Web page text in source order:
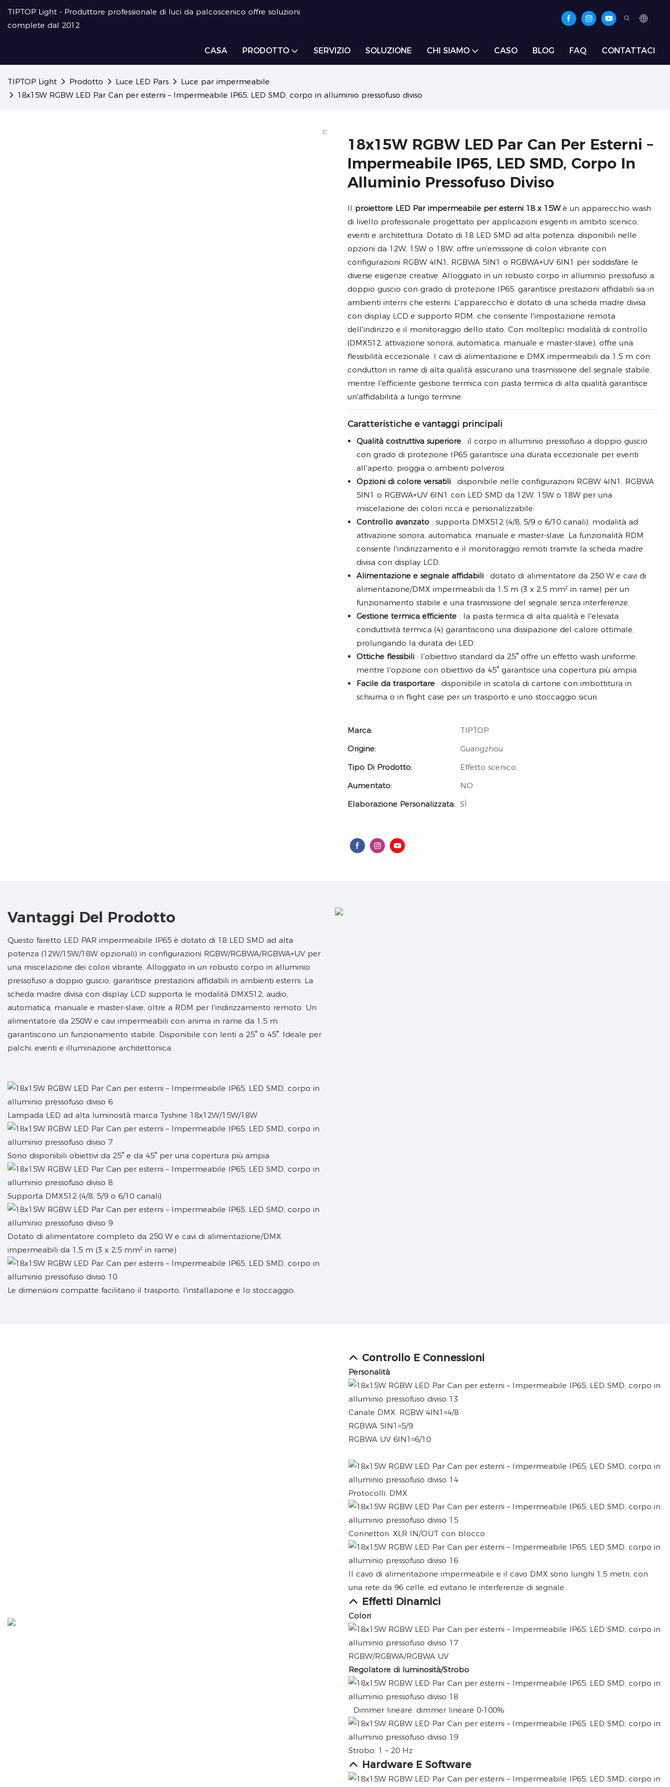
TIPTOP Light - Produttore professionale di luci da palcoscenico offre soluzioni
complete dal 2012
CASA PRODOTTO SERVIZIO SOLUZIONE CHI SIAMO CASO BLOG FAQ CONTATTACI
TIPTOP Light Prodotto Luce LED Pars
Luce par impermeabile
18x15W RGBW LED Par Can per esterni – Impermeabile IP65, LED SMD, corpo in alluminio pressofuso diviso
18x15W RGBW LED Par Can Per Esterni –
Impermeabile IP65, LED SMD, Corpo In
Alluminio Pressofuso Diviso
Il proiettore LED Par impermeabile per esterni 18 x 15Wè un apparecchio wash
di livello professionale progettato per applicazioni esigenti in ambito scenico,
eventi e architettura. Dotato di 18 LED SMD ad alta potenza, disponibili nelle
opzioni da 12W, 15W o 18W, offre un'emissione di colori vibrante con
configurazioni RGBW 4IN1, RGBWA 5IN1 o RGBWA+UV 6IN1 per soddisfare le
diverse esigenze creative. Alloggiato in un robusto corpo in alluminio pressofuso a
doppio guscio con grado di protezione IP65, garantisce prestazioni affidabili sia in
ambienti interni che esterni. L'apparecchio è dotato di una scheda madre divisa
con display LCD e supporto RDM, che consente l'impostazione remota
dell'indirizzo e il monitoraggio dello stato. Con molteplici modalità di controllo
(DMX512, attivazione sonora, automatica, manuale e master-slave), offre una
flessibilità eccezionale. I cavi di alimentazione e DMX impermeabili da 1,5 m con
conduttori in rame di alta qualità assicurano una trasmissione del segnale stabile,
mentre l'efficiente gestione termica con pasta termica di alta qualità garantisce
un'affidabilità a lungo termine.
Caratteristiche e vantaggi principali
Qualità costruttiva superiore : il corpo in alluminio pressofuso a doppio guscio
con grado di protezione IP65 garantisce una durata eccezionale per eventi
all'aperto, pioggia o ambienti polverosi.
Opzioni di colore versatili : disponibile nelle configurazioni RGBW 4IN1, RGBWA
5IN1 o RGBWA+UV 6IN1 con LED SMD da 12W, 15W o 18W per una
miscelazione dei colori ricca e personalizzabile.
Controllo avanzato : supporta DMX512 (4/8, 5/9 o 6/10 canali), modalità ad
attivazione sonora, automatica, manuale e master-slave. La funzionalità RDM
consente l'indirizzamento e il monitoraggio remoti tramite la scheda madre
divisa con display LCD.
Alimentazione e segnale affidabili : dotato di alimentatore da 250 W e cavi di
alimentazione/DMX impermeabili da 1,5 m (3 x 2,5 mm² in rame) per un
funzionamento stabile e una trasmissione del segnale senza interferenze.
Gestione termica efficiente : la pasta termica di alta qualità e l'elevata
conduttività termica (4) garantiscono una dissipazione del calore ottimale,
prolungando la durata dei LED.
Ottiche flessibili : l'obiettivo standard da 25° offre un effetto wash uniforme,
mentre l'opzione con obiettivo da 45° garantisce una copertura più ampia.
Facile da trasportare : disponibile in scatola di cartone con imbottitura in
schiuma o in flight case per un trasporto e uno stoccaggio sicuri.
Marca:
TIPTOP
Origine:
Guangzhou
Tipo Di Prodotto:
Effetto scenico
Aumentato:
NO
Elaborazione Personalizzata: SÌ
Vantaggi Del Prodotto
Questo faretto LED PAR impermeabile IP65 è dotato di 18 LED SMD ad alta
potenza (12W/15W/18W opzionali) in configurazioni RGBW/RGBWA/RGBWA+UV per
una miscelazione dei colori vibrante. Alloggiato in un robusto corpo in alluminio
pressofuso a doppio guscio, garantisce prestazioni affidabili in ambienti esterni. La
scheda madre divisa con display LCD supporta le modalità DMX512, audio,
automatica, manuale e master-slave, oltre a RDM per l'indirizzamento remoto. Un
alimentatore da 250W e cavi impermeabili con anima in rame da 1,5 m
garantiscono un funzionamento stabile. Disponibile con lenti a 25° o 45°. Ideale per
palchi, eventi e illuminazione architettonica.
Lampada LED ad alta luminosità marca Tyshine 18x12W/15W/18W
Sono disponibili obiettivi da 25° e da 45° per una copertura più ampia.
Supporta DMX512 (4/8, 5/9 o 6/10 canali)
Dotato di alimentatore completo da 250 W e cavi di alimentazione/DMX
impermeabili da 1,5 m (3 x 2,5 mm² in rame)
Le dimensioni compatte facilitano il trasporto, l'installazione e lo stoccaggio.
Controllo E Connessioni
Personalità
Canale DMX: RGBW 4IN1=4/8
RGBWA 5IN1=5/9
RGBWA UV 6IN1=6/10
Protocolli: DMX
Connettori: XLR IN/OUT con blocco
Il cavo di alimentazione impermeabile e il cavo DMX sono lunghi 1,5 metri, con
una rete da 96 celle, ed evitano le interferenze di segnale.
Effetti Dinamici
Colori
RGBW/RGBWA/RGBWA UV
Regolatore di luminosità/Strobo
Dimmer lineare: dimmer lineare 0-100%
Strobo: 1 – 20 Hz
Hardware E Software